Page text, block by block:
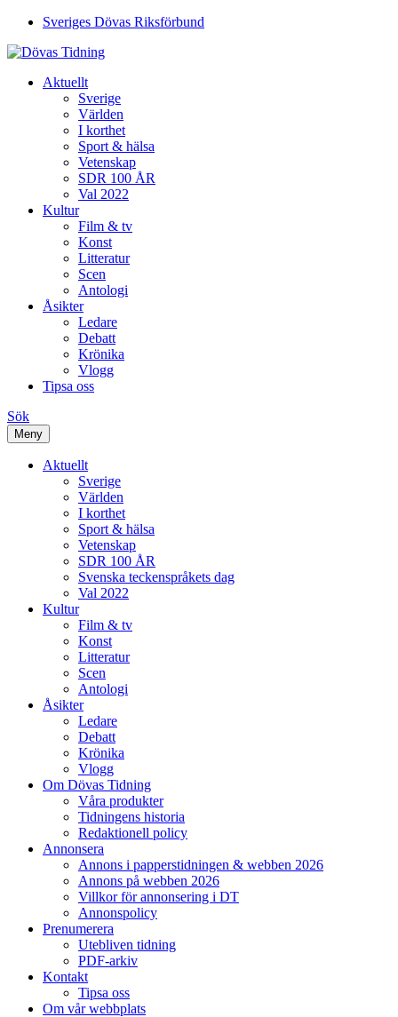
Sveriges Dövas Riksförbund
Aktuellt
Sverige
Världen
I korthet
Sport & hälsa
Vetenskap
SDR 100 ÅR
Val 2022
Kultur
Film & tv
Konst
Litteratur
Scen
Antologi
Åsikter
Ledare
Debatt
Krönika
Vlogg
Tipsa oss
Sök
Meny
Aktuellt
Sverige
Världen
I korthet
Sport & hälsa
Vetenskap
SDR 100 ÅR
Svenska teckenspråkets dag
Val 2022
Kultur
Film & tv
Konst
Litteratur
Scen
Antologi
Åsikter
Ledare
Debatt
Krönika
Vlogg
Om Dövas Tidning
Våra produkter
Tidningens historia
Redaktionell policy
Annonsera
Annons i papperstidningen & webben 2026
Annons på webben 2026
Villkor för annonsering i DT
Annonspolicy
Prenumerera
Utebliven tidning
PDF-arkiv
Kontakt
Tipsa oss
Om vår webbplats